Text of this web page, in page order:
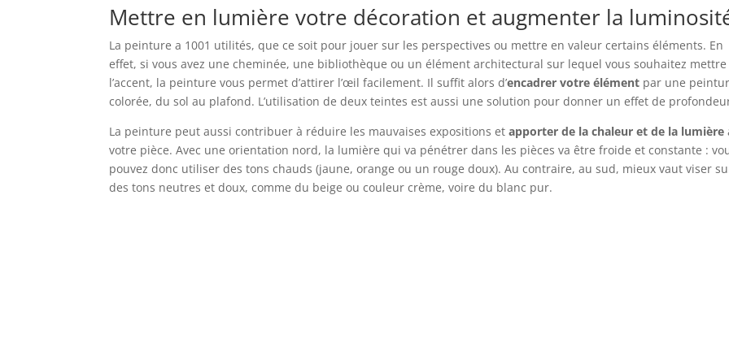
Mettre en lumière votre décoration et augmenter la
La peinture a 1001 utilités, que ce soit pour jouer sur les perspectives ou mettre en valeur certains éléments. En
effet, si vous avez une cheminée, une bibliothèque ou un élément architectural sur lequel vous souhaitez mettre
l’accent, la peinture vous permet d’attirer l’œil facilement. Il suffit alors d’encadrer votre élément par une
colorée, du sol au plafond. L’utilisation de deux teintes est aussi une solution pour donner un effet de
La peinture peut aussi contribuer à réduire les mauvaises expositions etapporter de la chaleur et de la lumière
votre pièce. Avec une orientation nord, la lumière qui va pénétrer dans les pièces va être froide et constante :
pouvez donc utiliser des tons chauds (jaune, orange ou un rouge doux). Au contraire, au sud, mieux vaut viser
des tons neutres et doux, comme du beige ou couleur crème, voire du blanc pur.